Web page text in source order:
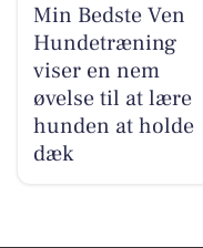
Min Bedste Ven
Hundetræning
viser en nem
øvelse til at lære
hunden at holde
dæk